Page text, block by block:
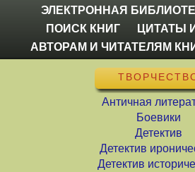
ЭЛЕКТРОННАЯ
ПОИСК КНИГ
ЦИТАТЫ
АВТОРАМ И ЧИТАТЕЛЯМ
Античная
Боевики
Детектив
Детектив
Детектив